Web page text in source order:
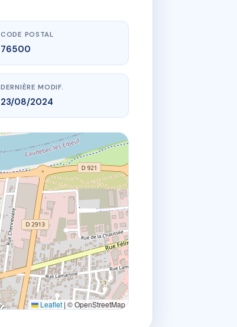
CODE POSTAL
76500
DERNIÈRE MODIF.
23/08/2024
Leaflet | © OpenStreetMap